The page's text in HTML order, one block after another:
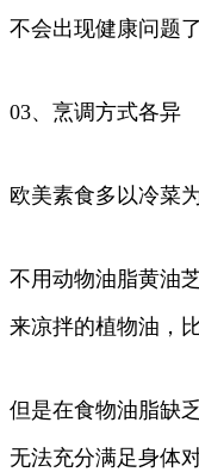
不会出现健康问题了
03、烹调方式各异
欧美素食多以冷菜
不用动物油脂黄油
来凉拌的植物油，
但是在食物油脂缺
无法充分满足身体